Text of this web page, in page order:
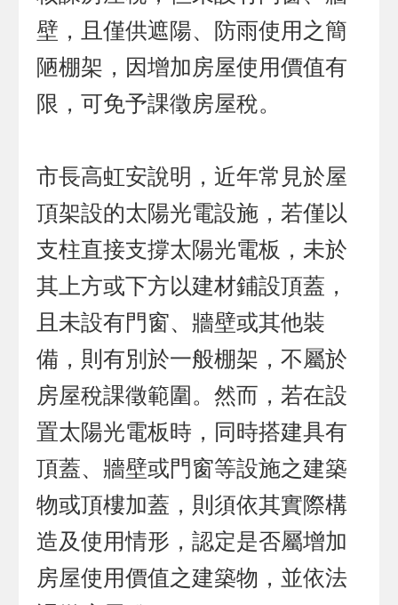
壁，且僅供遮陽、防雨使用之簡
陋棚架，因增加房屋使用價值有
限，可免予課徵房屋稅。
市長高虹安說明，近年常見於屋
頂架設的太陽光電設施，若僅以
支柱直接支撐太陽光電板，未於
其上方或下方以建材鋪設頂蓋，
且未設有門窗、牆壁或其他裝
備，則有別於一般棚架，不屬於
房屋稅課徵範圍。然而，若在設
置太陽光電板時，同時搭建具有
頂蓋、牆壁或門窗等設施之建築
物或頂樓加蓋，則須依其實際構
造及使用情形，認定是否屬增加
房屋使用價值之建築物，並依法